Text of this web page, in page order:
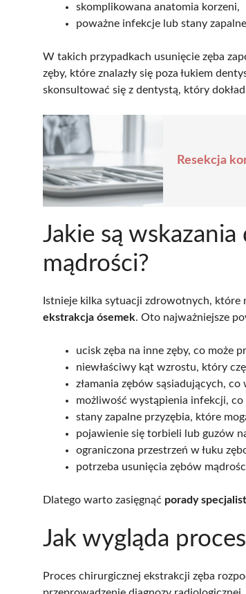
skomplikowana anatomia korzeni,
poważne infekcje lub stany
W takich przypadkach usunięcie zęba
zęby, które znalazły się poza łukiem
skonsultować się z dentystą, który
Resekcja
Jakie są
mądrości?
Istnieje kilka sytuacji zdrowotnych, które
ekstrakcja ósemek. Oto najważniejsze
ucisk zęba na inne zęby, co może
niewłaściwy kąt wzrostu, który
złamania zębów sąsiadujących, co
możliwość wystąpienia infekcji, co
stany zapalne przyzębia, które
pojawienie się torbieli lub guzów
ograniczona przestrzeń w łuku
potrzeba usunięcia zębów
Dlatego warto zasięgnąć porady
Jak wygląda
Proces chirurgicznej ekstrakcji zęba